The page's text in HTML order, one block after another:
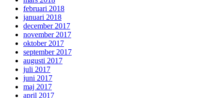
februari 2018
januari 2018
december 2017
november 2017
oktober 2017
september 2017
augusti 2017
juli 2017
juni 2017
maj 2017
april 2017